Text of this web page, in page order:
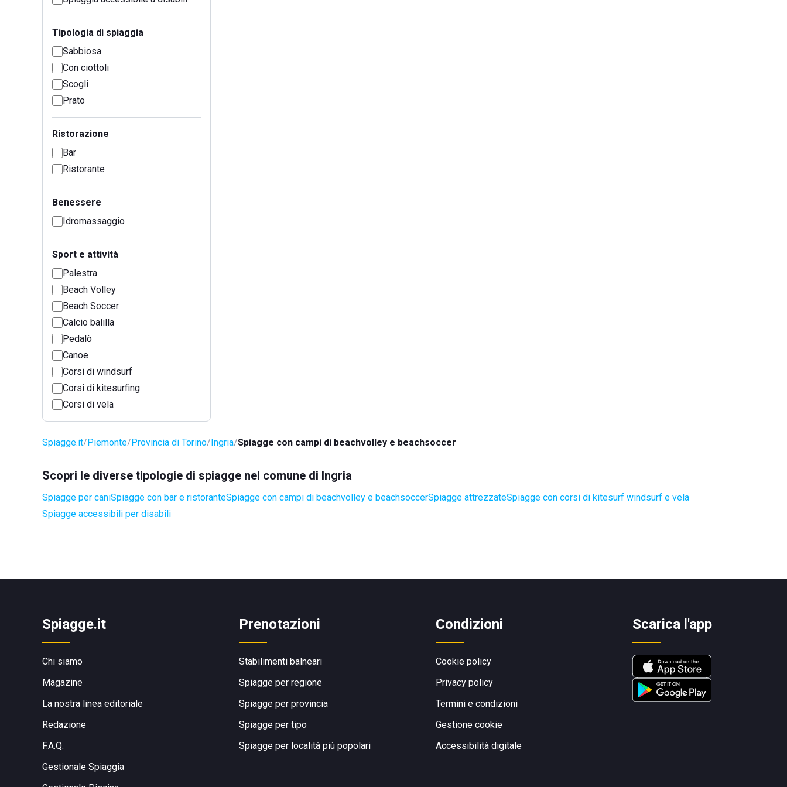
Tipologia di spiaggia
Sabbiosa
Con ciottoli
Scogli
Prato
Ristorazione
Bar
Ristorante
Benessere
Idromassaggio
Sport e attività
Palestra
Beach Volley
Beach Soccer
Calcio balilla
Pedalò
Canoe
Corsi di windsurf
Corsi di kitesurfing
Corsi di vela
Spiagge.it Piemonte Provincia di Torino Ingria Spiagge con campi di beachvolley e beachsoccer
Scopri le diverse tipologie di spiagge nel comune di Ingria
Spiagge per caniSpiagge con bar e ristoranteSpiagge con campi di beachvolley e beachsoccerSpiagge attrezzateSpiagge con corsi di kitesurf windsurf e vela
Spiagge accessibili per disabili
Spiagge.it
Chi siamo
Magazine
La nostra linea editoriale
Redazione
F.A.Q.
Gestionale Spiaggia
Prenotazioni
Stabilimenti balneari
Spiagge per regione
Spiagge per provincia
Spiagge per tipo
Spiagge per località più popolari
Condizioni
Cookie policy
Privacy policy
Termini e condizioni
Gestione cookie
Accessibilità digitale
Scarica l'app